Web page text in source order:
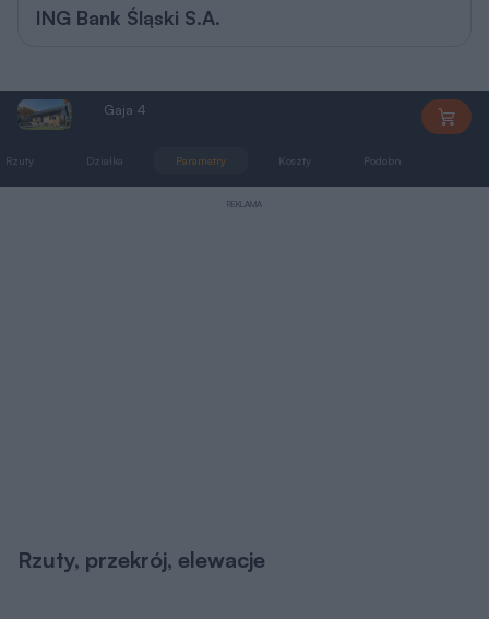
ING Bank Śląski S.A.
Gaja 4
Rzuty Działka Parametry Koszty Podobne
REKLAMA
Rzuty, przekrój, elewacje